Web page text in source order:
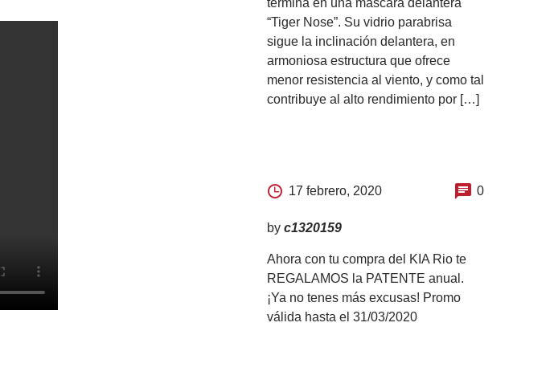
termina en una máscara delantera
“Tiger Nose”. Su vidrio parabrisa
sigue la inclinación delantera, en
armoniosa estructura que ofrece
menor resistencia al viento, y como tal
contribuye al alto rendimiento por […]
17 febrero, 2020 0
by c1320159
Ahora con tu compra del KIA Rio te
REGALAMOS la PATENTE anual.
¡Ya no tenes más excusas! Promo
válida hasta el 31/03/2020